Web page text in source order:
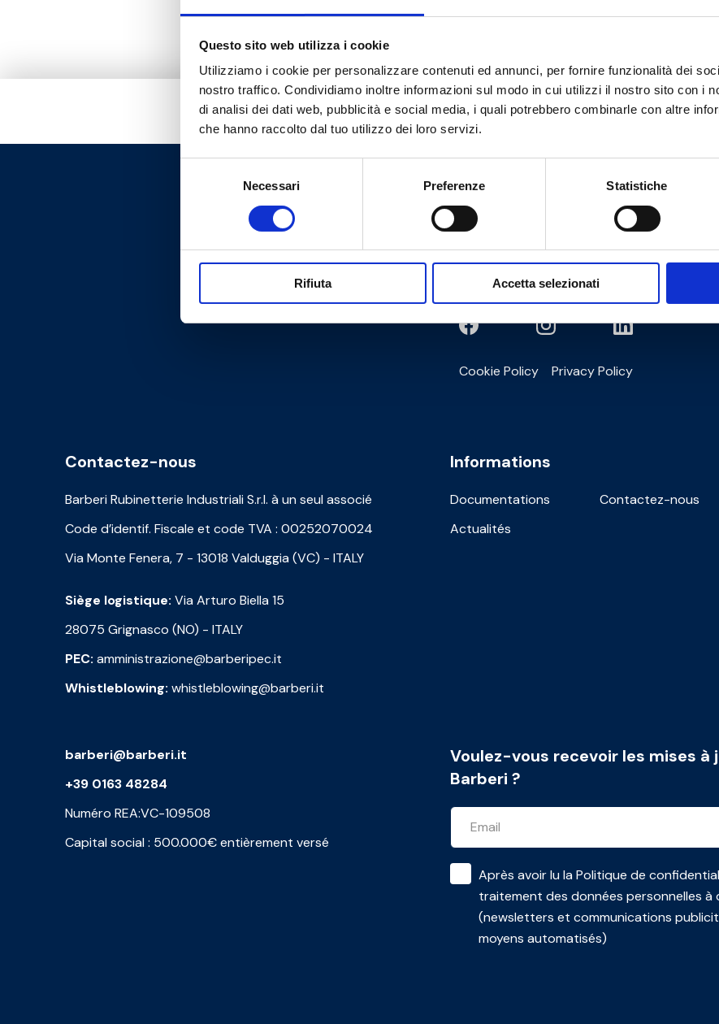
Questo sito web utilizza i cookie
Utilizziamo i cookie per personalizzare contenuti ed annunci, per fornire funzionalità dei
nostro traffico. Condividiamo inoltre informazioni sul modo in cui utilizzi il nostro sito con i
di analisi dei dati web, pubblicità e social media, i quali potrebbero combinarle con altre
che hanno raccolto dal tuo utilizzo dei loro servizi.
Necessari Preferenze Statistiche
Rifiuta Accetta selezionati
Besoin d’aide ?
Cookie Policy Privacy Policy
Contactez-nous
Barberi Rubinetterie Industriali S.r.l. à un seul associé
Code d’identif. Fiscale et code TVA : 00252070024
Via Monte Fenera, 7 - 13018 Valduggia (VC) - ITALY
Siège logistique: Via Arturo Biella 15
28075 Grignasco (NO) - ITALY
PEC: amministrazione@barberipec.it
Whistleblowing: whistleblowing@barberi.it
Informations
Documentations
Contactez-nous
Actualités
barberi@barberi.it
+39 0163 48284
Numéro REA:VC-109508
Capital social : 500.000€ entièrement versé
Voulez-vous recevoir les mises à
Barberi ?
Après avoir lu laPolitique de
traitement des données personnelles à
(newsletters et communications
moyens automatisés)